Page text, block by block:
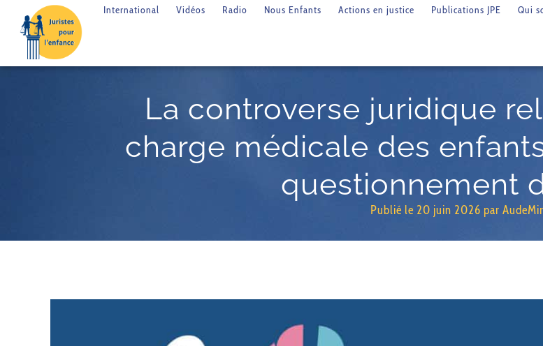
International Vidéos Radio Nous Enfants Actions en justice Publications JPE Qui
La controverse juridique
charge médicale des
questionnement
Publié le 20 juin 2026 par